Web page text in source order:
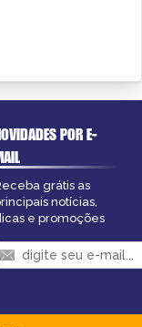
POR E-
grátis as
notícias,
e promoções